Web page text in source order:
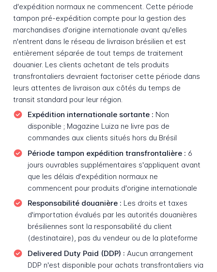
d'expédition normaux ne commencent. Cette période
tampon pré-expédition compte pour la gestion des
marchandises d'origine internationale avant qu'elles
n'entrent dans le réseau de livraison brésilien et est
entièrement séparée de tout temps de traitement
douanier. Les clients achetant de tels produits
transfrontaliers devraient factoriser cette période dans
leurs attentes de livraison aux côtés du temps de
transit standard pour leur région.
Expédition internationale sortante : Non
disponible ; Magazine Luiza ne livre pas de
commandes aux clients situés hors du Brésil
Période tampon expédition transfrontalière : 6
jours ouvrables supplémentaires s'appliquent avant
que les délais d'expédition normaux ne
commencent pour produits d'origine internationale
Responsabilité douanière : Les droits et taxes
d'importation évalués par les autorités douanières
brésiliennes sont la responsabilité du client
(destinataire), pas du vendeur ou de la plateforme
Delivered Duty Paid (DDP) : Aucun arrangement
DDP n'est disponible pour achats transfrontaliers via